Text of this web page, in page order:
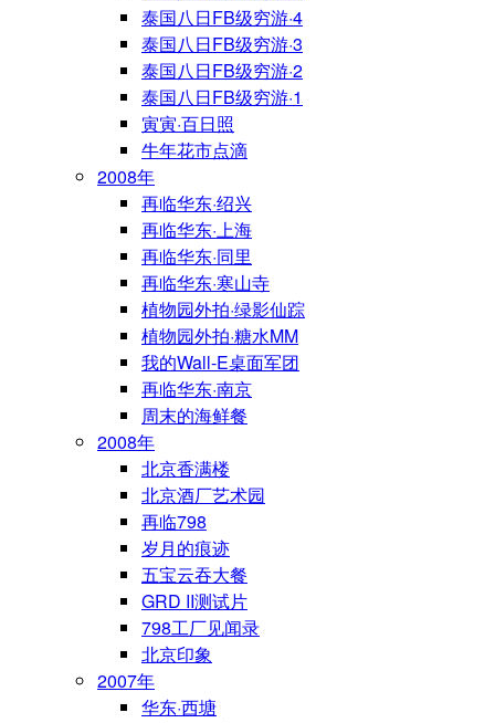
泰国八日FB级穷游·4
泰国八日FB级穷游·3
泰国八日FB级穷游·2
泰国八日FB级穷游·1
寅寅·百日照
牛年花市点滴
2008年
再临华东·绍兴
再临华东·上海
再临华东·同里
再临华东·寒山寺
植物园外拍·绿影仙踪
植物园外拍·糖水MM
我的Wall-E桌面军团
再临华东·南京
周末的海鲜餐
2008年
北京香满楼
北京酒厂艺术园
再临798
岁月的痕迹
五宝云吞大餐
GRD II测试片
798工厂见闻录
北京印象
2007年
华东·西塘